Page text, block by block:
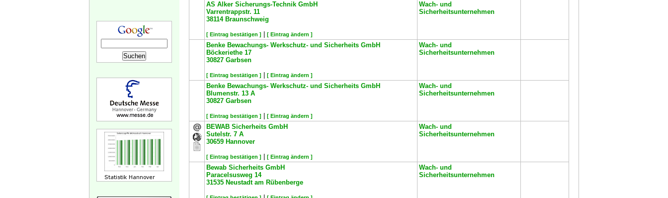
AS Alker Sicherungs-Technik GmbH
Varrentrappstr. 11
38114 Braunschweig
[ Eintrag bestätigen ] [ Eintrag ändern ]
Wach- und
Sicherheitsunternehmen
Benke Bewachungs- Werkschutz- und Sicherheits GmbH
Böckeriethe 17
30827 Garbsen
[ Eintrag bestätigen ] [ Eintrag ändern ]
Wach- und
Sicherheitsunternehmen
Benke Bewachungs- Werkschutz- und Sicherheits GmbH
Blumenstr. 13 A
30827 Garbsen
[ Eintrag bestätigen ] [ Eintrag ändern ]
Wach- und
Sicherheitsunternehmen
BEWAB Sicherheits GmbH
Sutelstr. 7 A
30659 Hannover
[ Eintrag bestätigen ] [ Eintrag ändern ]
Wach- und
Sicherheitsunternehmen
Bewab Sicherheits GmbH
Paracelsusweg 14
31535 Neustadt am Rübenberge
Wach- und
Sicherheitsunternehmen